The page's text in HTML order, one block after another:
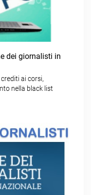
dei giornalisti in
ai corsi,
nella black list